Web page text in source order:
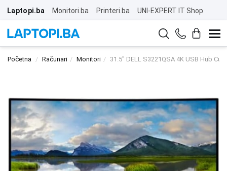
Laptopi.ba Monitori.ba Printeri.ba UNI-EXPERT IT Shop
Početna Računari Monitori 31.5" DELL S3221QSA 4K USB Hub